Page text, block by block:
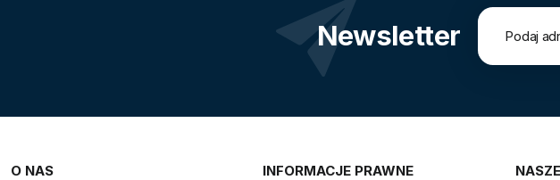
Newsletter
O NAS INFORMACJE PRAWNE